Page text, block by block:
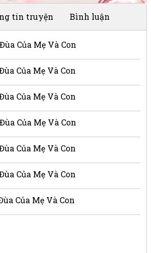
tin truyện Bình luận
Của Mẹ Và Con
Của Mẹ Và Con
Của Mẹ Và Con
Của Mẹ Và Con
Của Mẹ Và Con
Của Mẹ Và Con
Của Mẹ Và Con